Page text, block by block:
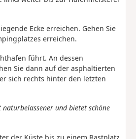
Ecke erreichen. Gehen Sie
erreichen.
führt. An dessen
Sie dann auf der asphaltierten
sich rechts hinter den letzten
naturbelassener und bietet schöne
der Küste bis zu einem Rastplatz